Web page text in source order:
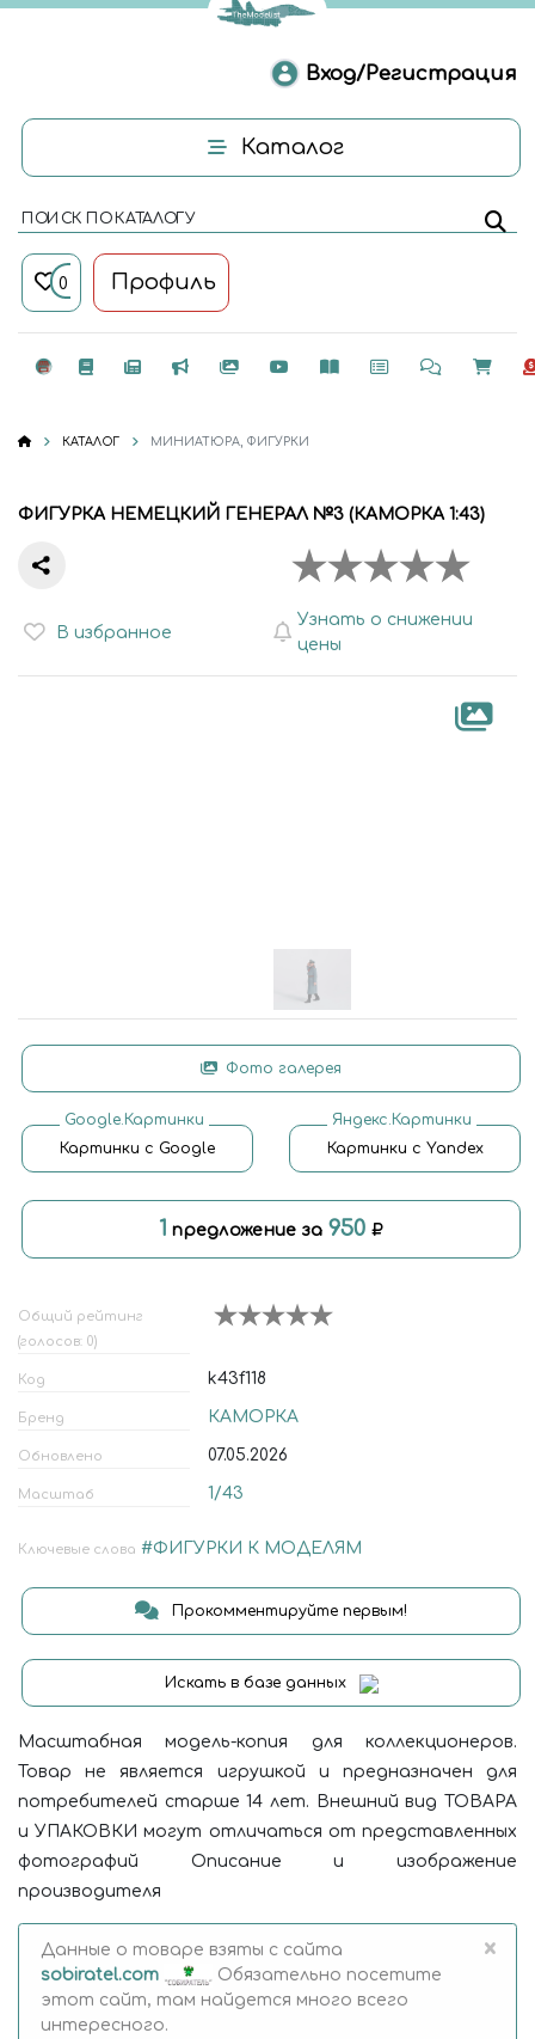
Вход/Регистрация
Каталог
ПОИСК ПО КАТАЛОГУ
0 Профиль
КАТАЛОГ МИНИАТЮРА, ФИГУРКИ
ФИГУРКА НЕМЕЦКИЙ ГЕНЕРАЛ №3 (КАМОРКА 1:43)
В избранное
Узнать о снижении
цены
Фото галерея
Google.Картинки
Картинки с Google
Яндекс.Картинки
Картинки с Yandex
1 предложение за 950
Общий рейтинг
(голосов: 0)
Код k43f118
Бренд КАМОРКА
Обновлено 07.05.2026
Масштаб 1/43
Ключевые слова #ФИГУРКИ К МОДЕЛЯМ
Прокомментируйте первым!
Искать в базе данных
Масштабная модель-копия для коллекционеров.
Товар не является игрушкой и предназначен для
потребителей старше 14 лет. Внешний вид ТОВАРА
и УПАКОВКИ могут отличаться от представленных
фотографий Описание и изображение
производителя
Данные о товаре взяты с сайта
sobiratel.com
Обязательно посетите
этот сайт, там найдется много всего
интересного.
×